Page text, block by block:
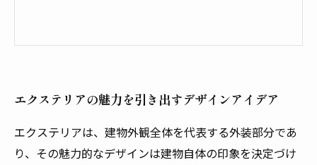
エクステリアの魅力を引き出すデザインアイデア
エクステリアは、建物外観全体を代表する外装部分であ
り、その魅力的なデザインは建物自体の印象を決定づけ